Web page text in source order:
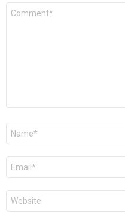
Comentário
Nome
E-
mail
*
Site